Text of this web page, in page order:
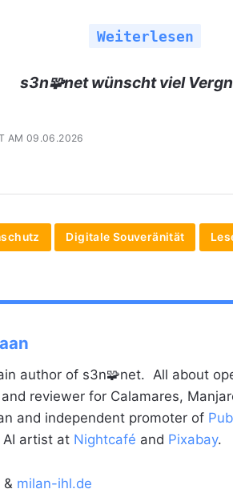
Weiterlesen
s3n🧩net wünscht viel
AM 09.06.2026
Digitale Souveränität
author of s3n🧩net. All about
reviewer for Calamares,
and independent promoter of
AI artist at Nightcafé and Pixabay.
& milan-ihl.de